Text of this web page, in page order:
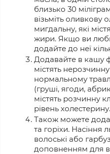
близько 30
візьміть оливкову
мигдальну, які
жири. Якщо ви
додайте до неї
Додавайте в кашу
містять
нормальному
(груші, ягоди,
містять розчинну
рівень холестерину.
Також можете
та горіхи. Насіння
волоські або
доповненням для